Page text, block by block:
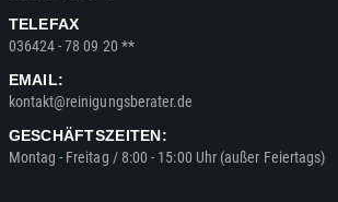
TELEFAX
036424 - 78 09 20 **
EMAIL:
kontakt@reinigungsberater.de
GESCHÄFTSZEITEN:
Montag - Freitag / 8:00 - 15:00 Uhr (außer Feiertags)